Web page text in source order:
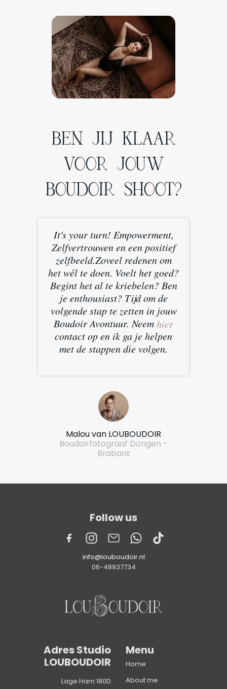
BEN JIJ KLAAR
VOOR JOUW
BOUDOIR SHOOT?
It's your turn! Empowerment,
Zelfvertrouwen en een positief
zelfbeeld.Zoveel redenen om
het wél te doen. Voelt het goed?
Begint het al te kriebelen? Ben
je enthousiast? Tijd om de
volgende stap te zetten in jouw
Boudoir Avontuur. Neemhier
contact op en ik ga je helpen
met de stappen die volgen.
Malou van LOUBOUDOIR
Boudoirfotograaf Dongen -
Brabant
Follow us
Menu
Home
About me
Adres Studio
LOUBOUDOIR
Lage Ham 180D
info@louboudoir.nl
06-48937734